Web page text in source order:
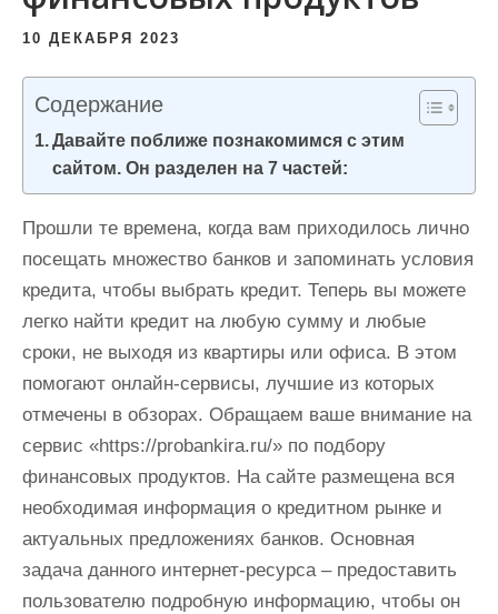
10 ДЕКАБРЯ 2023
Содержание
Давайте поближе познакомимся с этим
сайтом. Он разделен на 7 частей:
Прошли те времена, когда вам приходилось лично
посещать множество банков и запоминать условия
кредита, чтобы выбрать кредит. Теперь вы можете
легко найти кредит на любую сумму и любые
сроки, не выходя из квартиры или офиса. В этом
помогают онлайн-сервисы, лучшие из которых
отмечены в обзорах. Обращаем ваше внимание на
сервис «https://probankira.ru/» по подбору
финансовых продуктов. На сайте размещена вся
необходимая информация о кредитном рынке и
актуальных предложениях банков. Основная
задача данного интернет-ресурса – предоставить
пользователю подробную информацию, чтобы он